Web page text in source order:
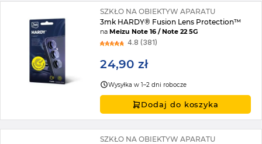
SZKŁO NA OBIEKTYW APARATU
3mk HARDY® Fusion Lens Protection™
naMeizu Note 16 / Note 22 5G
4.8 (381)
24,90 zł
Wysyłka w 1–2 dni robocze
Dodaj do koszyka
SZKŁO NA OBIEKTYW APARATU